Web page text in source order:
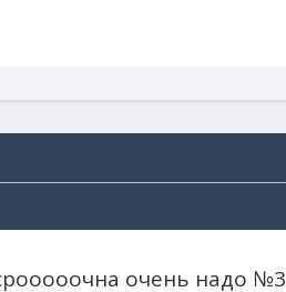
очень надо №3